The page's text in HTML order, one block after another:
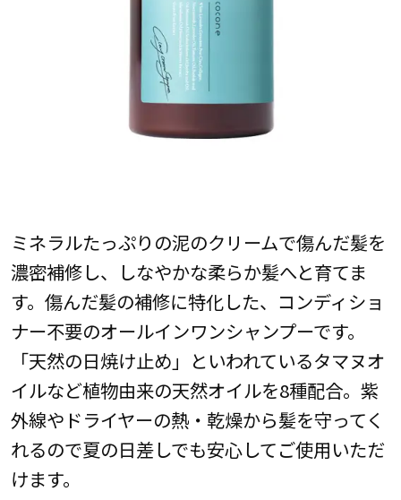
ミネラルたっぷりの泥のクリームで傷んだ髪を
濃密補修し、しなやかな柔らか髪へと育てま
す。傷んだ髪の補修に特化した、コンディショ
ナー不要のオールインワンシャンプーです。
「天然の日焼け止め」といわれているタマヌオ
イルなど植物由来の天然オイルを8種配合。紫
外線やドライヤーの熱・乾燥から髪を守ってく
れるので夏の日差しでも安心してご使用いただ
けます。